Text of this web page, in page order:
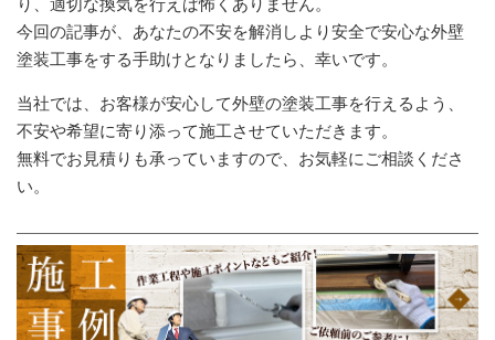
り、適切な換気を行えば怖くありません。
今回の記事が、あなたの不安を解消しより安全で安心な外壁
塗装工事をする手助けとなりましたら、幸いです。
当社では、お客様が安心して外壁の塗装工事を行えるよう、
不安や希望に寄り添って施工させていただきます。
無料でお見積りも承っていますので、お気軽にご相談くださ
い。